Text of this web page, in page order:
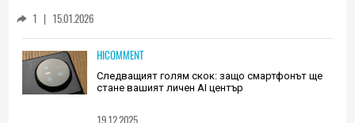
1 | 15.01.2026
HICOMMENT
Следващият голям скок: защо смартфонът ще
стане вашият личен AI център
19.12.2025